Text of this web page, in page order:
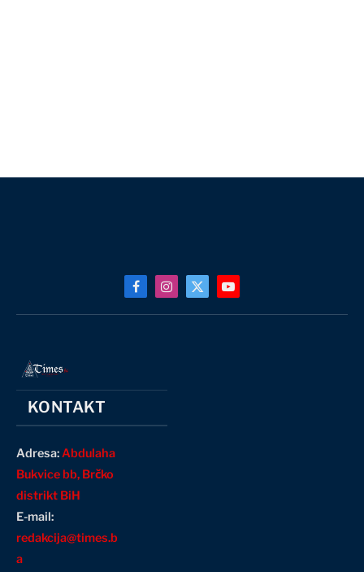
FacebookInstagram
X
(Twitter)
YouTube
KONTAKT
Adresa:Abdulaha
Bukvice bb, Brčko
distrikt BiH
E-mail:
redakcija@times.b
a